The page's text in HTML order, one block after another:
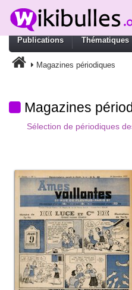
Publications Thématiques
Magazines périodiques
Magazines
Sélection de périodiques